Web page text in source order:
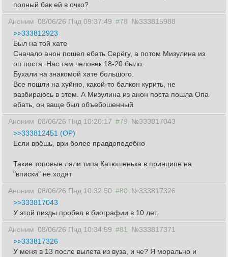
полный бак ей в очко?
Аноним 08/06/26 Пнд 09:37:49 #78 №333815988
>>333812923
Был на той хате
Сначало анон пошел ебать Серёгу, а потом Мизулина из
оп поста. Нас там человек 18-20 было.
Бухали на знакомой хате большого.
Все пошли на хуйню, какой-то балкон курить, не
разбираюсь в этом. А Мизулина из анон поста пошла Опа
ебать, он ваще был объебошенный
Аноним 08/06/26 Пнд 10:20:17 #79 №333817043
>>333812451 (OP)
Если врёшь, ври более правдоподобно
Такие топовые ляли типа Катюшенька в принципе на
"вписки" не ходят
Аноним 08/06/26 Пнд 10:32:50 #80 №333817326
>>333817043
У этой пизды пробел в биографии в 10 лет.
Аноним 08/06/26 Пнд 10:34:59 #81
№333817371
>>333817326
У меня в 13 после вылета из вуза, и че? Я морально и